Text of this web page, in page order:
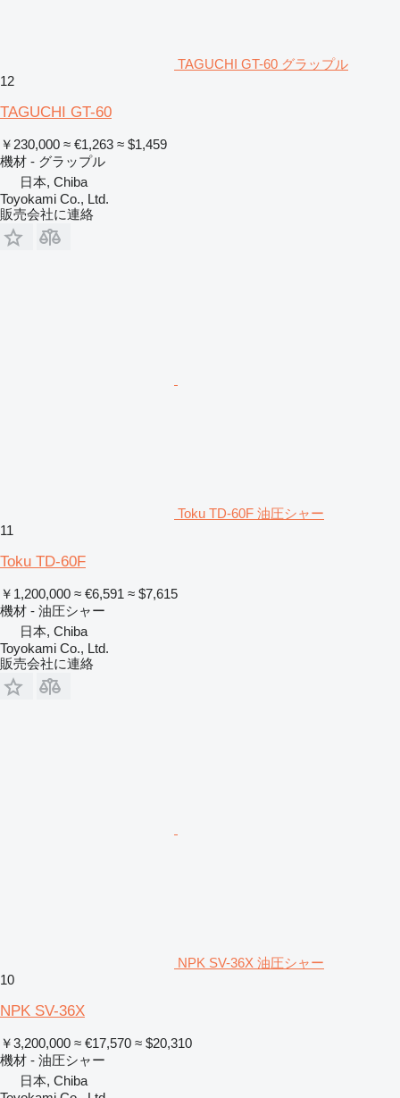
TAGUCHI GT-60 グラップル
12
TAGUCHI GT-60
￥230,000 ≈ €1,263 ≈ $1,459
機材 - グラップル
日本, Chiba
Toyokami Co., Ltd.
販売会社に連絡
Toku TD-60F 油圧シャー
11
Toku TD-60F
￥1,200,000 ≈ €6,591 ≈ $7,615
機材 - 油圧シャー
日本, Chiba
Toyokami Co., Ltd.
販売会社に連絡
NPK SV-36X 油圧シャー
10
NPK SV-36X
￥3,200,000 ≈ €17,570 ≈ $20,310
機材 - 油圧シャー
日本, Chiba